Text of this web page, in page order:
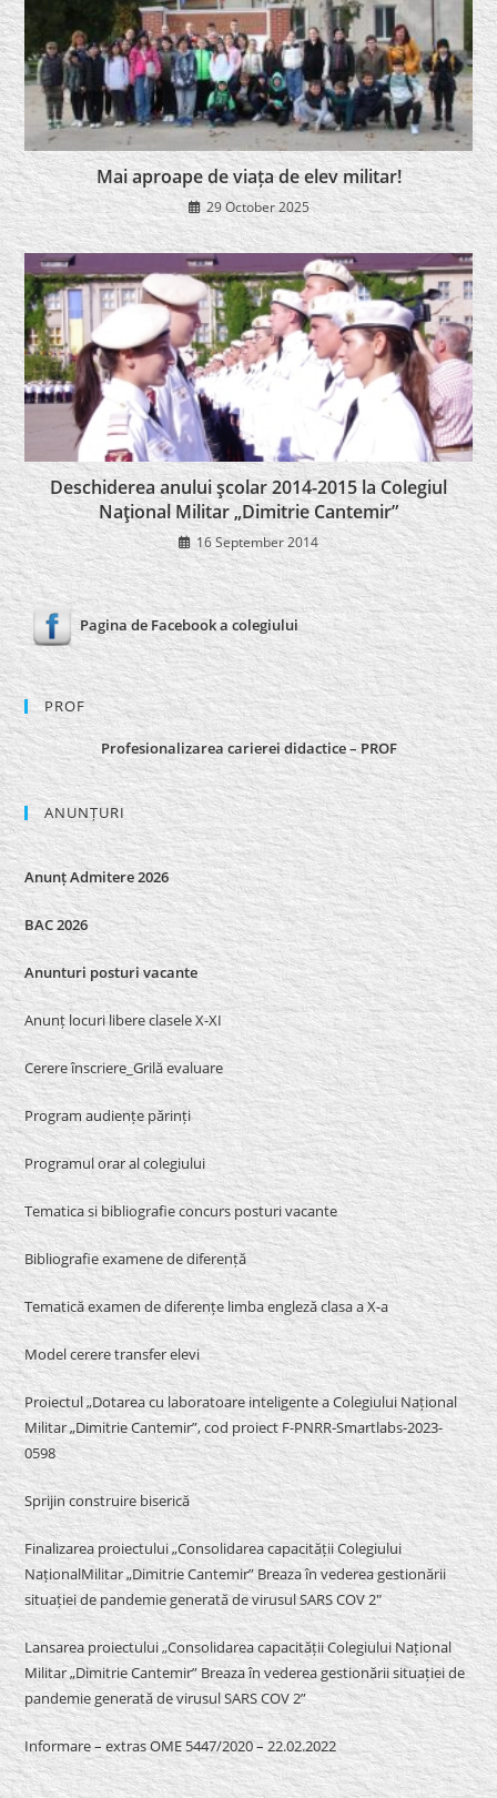
Mai aproape de viața de elev militar!
29 October 2025
Deschiderea anului şcolar 2014-2015 la Colegiul
Naţional Militar „Dimitrie Cantemir”
16 September 2014
Pagina de Facebook a colegiului
PROF
Profesionalizarea carierei didactice – PROF
ANUNȚURI
Anunț Admitere 2026
BAC 2026
Anunturi posturi vacante
Anunț locuri libere clasele X-XI
Cerere înscriere_Grilă evaluare
Program audiențe părinți
Programul orar al colegiului
Tematica si bibliografie concurs posturi vacante
Bibliografie examene de diferență
Tematică examen de diferențe limba engleză clasa a X-a
Model cerere transfer elevi
Proiectul „Dotarea cu laboratoare inteligente a Colegiului Național
Militar „Dimitrie Cantemir”, cod proiect F-PNRR-Smartlabs-2023-
0598
Sprijin construire biserică
Finalizarea proiectului „Consolidarea capacității Colegiului
NaționalMilitar „Dimitrie Cantemir” Breaza în vederea gestionării
situației de pandemie generată de virusul SARS COV 2″
Lansarea proiectului „Consolidarea capacității Colegiului Național
Militar „Dimitrie Cantemir” Breaza în vederea gestionării situației de
pandemie generată de virusul SARS COV 2”
Informare – extras OME 5447/2020 – 22.02.2022